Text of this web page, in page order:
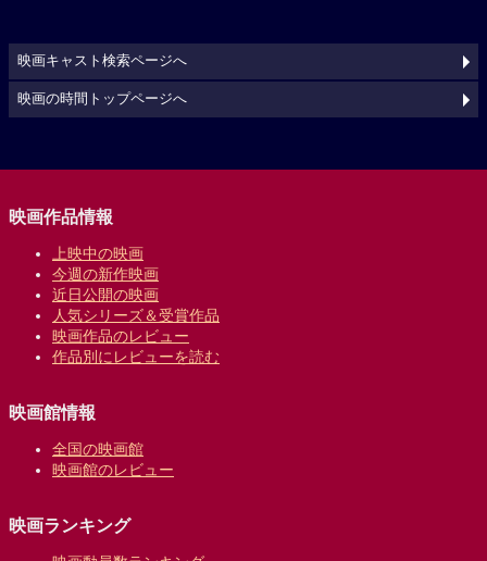
映画キャスト検索ページへ
映画の時間トップページへ
映画作品情報
上映中の映画
今週の新作映画
近日公開の映画
人気シリーズ＆受賞作品
映画作品のレビュー
作品別にレビューを読む
映画館情報
全国の映画館
映画館のレビュー
映画ランキング